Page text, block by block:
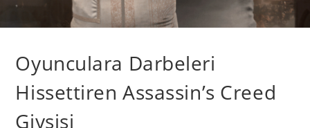
Oyunculara Darbeleri
Hissettiren Assassin’s Creed
Giysisi